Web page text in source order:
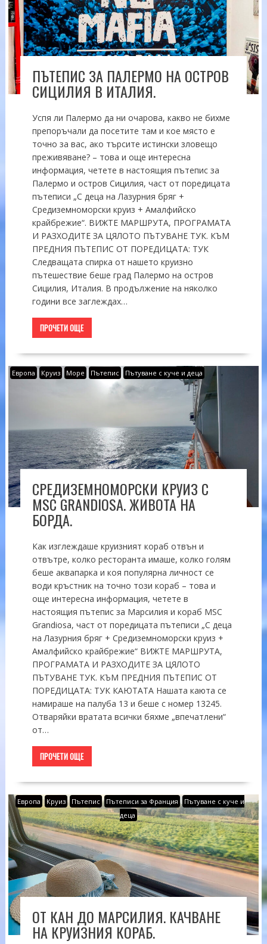
ПЪТЕПИС ЗА ПАЛЕРМО НА ОСТРОВ
СИЦИЛИЯ В ИТАЛИЯ.
Успя ли Палермо да ни очарова, какво не бихме
препоръчали да посетите там и кое място е
точно за вас, ако търсите истински зловещо
преживяване? – това и още интересна
информация, четете в настоящия пътепис за
Палермо и остров Сицилия, част от поредицата
пътеписи „С деца на Лазурния бряг +
Средиземноморски круиз + Амалфийско
крайбрежие“. ВИЖТЕ МАРШРУТА, ПРОГРАМАТА
И РАЗХОДИТЕ ЗА ЦЯЛОТО ПЪТУВАНЕ ТУК. КЪМ
ПРЕДНИЯ ПЪТЕПИС ОТ ПОРЕДИЦАТА: ТУК
Следващата спирка от нашето круизно
пътешествие беше град Палермо на остров
Сицилия, Италия. В продължение на няколко
години все заглеждах…
ПРОЧЕТИ ОЩЕ
Европа Круиз Море Пътепис Пътуване с куче и деца
СРЕДИЗЕМНОМОРСКИ КРУИЗ С
MSC GRANDIOSA. ЖИВОТА НА
БОРДА.
Как изглеждаше круизният кораб отвън и
отвътре, колко ресторанта имаше, колко голям
беше аквапарка и коя популярна личност се
води кръстник на точно този кораб – това и
още интересна информация, четете в
настоящия пътепис за Марсилия и кораб MSC
Grandiosa, част от поредицата пътеписи „С деца
на Лазурния бряг + Средиземноморски круиз +
Амалфийско крайбрежие“ ВИЖТЕ МАРШРУТА,
ПРОГРАМАТА И РАЗХОДИТЕ ЗА ЦЯЛОТО
ПЪТУВАНЕ ТУК. КЪМ ПРЕДНИЯ ПЪТЕПИС ОТ
ПОРЕДИЦАТА: ТУК КАЮТАТА Нашата каюта се
намираше на палуба 13 и беше с номер 13245.
Отваряйки вратата всички бяхме „впечатлени“
от…
ПРОЧЕТИ ОЩЕ
Европа Круиз Пътепис Пътеписи за Франция
Пътуване с куче и
деца
ОТ КАН ДО МАРСИЛИЯ. КАЧВАНЕ
НА КРУИЗНИЯ КОРАБ.